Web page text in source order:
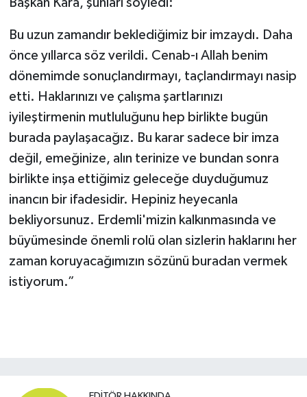
Bu uzun zamandır beklediğimiz bir imzaydı. Daha
önce yıllarca söz verildi. Cenab-ı Allah benim
dönemimde sonuçlandırmayı, taçlandırmayı nasip
etti. Haklarınızı ve çalışma şartlarınızı
iyileştirmenin mutluluğunu hep birlikte bugün
burada paylaşacağız. Bu karar sadece bir imza
değil, emeğinize, alın terinize ve bundan sonra
birlikte inşa ettiğimiz geleceğe duyduğumuz
inancın bir ifadesidir. Hepiniz heyecanla
bekliyorsunuz. Erdemli'mizin kalkınmasında ve
büyümesinde önemli rolü olan sizlerin haklarını her
zaman koruyacağımızın sözünü buradan vermek
istiyorum.”